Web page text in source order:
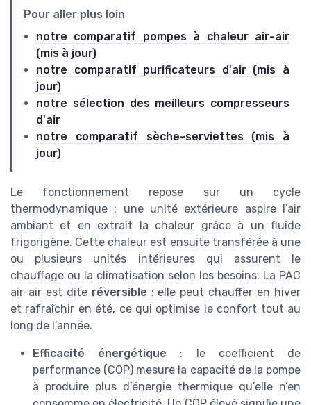
Pour aller plus loin
notre comparatif pompes à chaleur air-air
(mis à jour)
notre comparatif purificateurs d'air (mis à
jour)
notre sélection des meilleurs compresseurs
d'air
notre comparatif sèche-serviettes (mis à
jour)
Le fonctionnement repose sur un cycle
thermodynamique : une unité extérieure aspire l’air
ambiant et en extrait la chaleur grâce à un fluide
frigorigène. Cette chaleur est ensuite transférée à une
ou plusieurs unités intérieures qui assurent le
chauffage ou la climatisation selon les besoins. La PAC
air-air est dite réversible : elle peut chauffer en hiver
et rafraîchir en été, ce qui optimise le confort tout au
long de l’année.
Efficacité énergétique : le coefficient de
performance (COP) mesure la capacité de la pompe
à produire plus d’énergie thermique qu’elle n’en